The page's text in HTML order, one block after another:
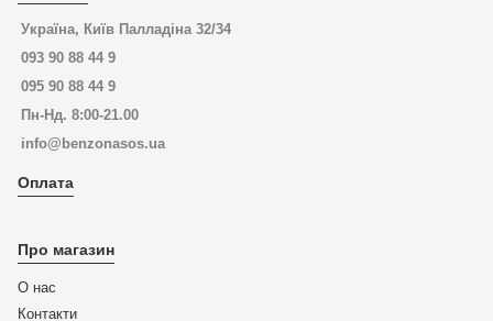
Україна, Київ Палладіна 32/34
093 90 88 44 9
095 90 88 44 9
Пн-Нд. 8:00-21.00
info@benzonasos.ua
Оплата
Про магазин
О нас
Контакти